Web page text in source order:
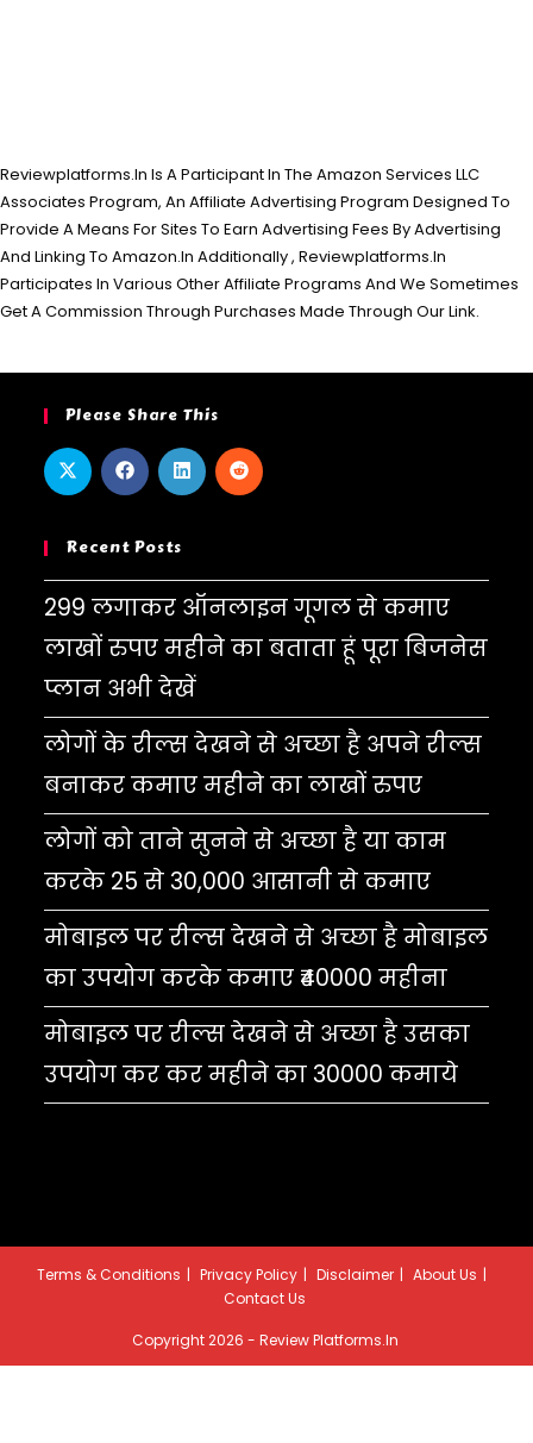
Reviewplatforms.In Is A Participant In The Amazon Services LLC
Associates Program, An Affiliate Advertising Program Designed To
Provide A Means For Sites To Earn Advertising Fees By Advertising
And Linking To Amazon.In Additionally , Reviewplatforms.In
Participates In Various Other Affiliate Programs And We Sometimes
Get A Commission Through Purchases Made Through Our Link.
Please Share This
Recent Posts
299 लगाकर ऑनलाइन गूगल से कमाए
लाखों रुपए महीने का बताता हूं पूरा बिजनेस
प्लान अभी देखें
लोगों के रील्स देखने से अच्छा है अपने रील्स
बनाकर कमाए महीने का लाखों रुपए
लोगों को ताने सुनने से अच्छा है या काम
करके 25 से 30,000 आसानी से कमाए
मोबाइल पर रील्स देखने से अच्छा है मोबाइल
का उपयोग करके कमाए ₹40000 महीना
मोबाइल पर रील्स देखने से अच्छा है उसका
उपयोग कर कर महीने का 30000 कमाये
Terms & Conditions Privacy Policy Disclaimer
About Us
Contact Us
Copyright 2026 - Review Platforms.in